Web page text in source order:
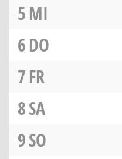
5MI
6DO
7FR
8SA
9SO